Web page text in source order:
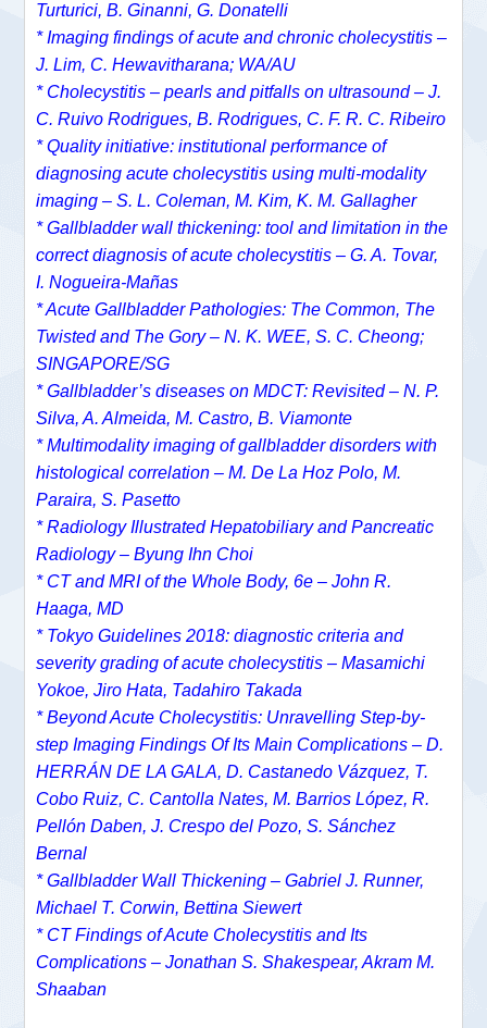
Turturici, B. Ginanni, G. Donatelli
* Imaging findings of acute and chronic cholecystitis –
J. Lim, C. Hewavitharana; WA/AU
* Cholecystitis – pearls and pitfalls on ultrasound – J.
C. Ruivo Rodrigues, B. Rodrigues, C. F. R. C. Ribeiro
* Quality initiative: institutional performance of
diagnosing acute cholecystitis using multi-modality
imaging – S. L. Coleman, M. Kim, K. M. Gallagher
* Gallbladder wall thickening: tool and limitation in the
correct diagnosis of acute cholecystitis – G. A. Tovar,
I. Nogueira-Mañas
* Acute Gallbladder Pathologies: The Common, The
Twisted and The Gory – N. K. WEE, S. C. Cheong;
SINGAPORE/SG
* Gallbladder’s diseases on MDCT: Revisited – N. P.
Silva, A. Almeida, M. Castro, B. Viamonte
* Multimodality imaging of gallbladder disorders with
histological correlation – M. De La Hoz Polo, M.
Paraira, S. Pasetto
* Radiology Illustrated Hepatobiliary and Pancreatic
Radiology – Byung Ihn Choi
* CT and MRI of the Whole Body, 6e – John R.
Haaga, MD
* Tokyo Guidelines 2018: diagnostic criteria and
severity grading of acute cholecystitis – Masamichi
Yokoe, Jiro Hata, Tadahiro Takada
* Beyond Acute Cholecystitis: Unravelling Step-by-
step Imaging Findings Of Its Main Complications – D.
HERRÁN DE LA GALA, D. Castanedo Vázquez, T.
Cobo Ruiz, C. Cantolla Nates, M. Barrios López, R.
Pellón Daben, J. Crespo del Pozo, S. Sánchez
Bernal
* Gallbladder Wall Thickening – Gabriel J. Runner,
Michael T. Corwin, Bettina Siewert
* CT Findings of Acute Cholecystitis and Its
Complications – Jonathan S. Shakespear, Akram M.
Shaaban